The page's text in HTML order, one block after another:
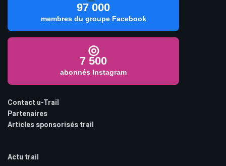
97 000
membres du groupe Facebook
◎
7 500
abonnés Instagram
Contact u-Trail
Partenaires
Articles sponsorisés trail
Actu trail